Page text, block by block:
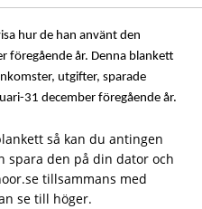
hur de han använt den
föregående år. Denna blankett
utgifter, sparade
31 december föregående år.
så kan du antingen
spara den på din dator och
tillsammans med
se till höger.